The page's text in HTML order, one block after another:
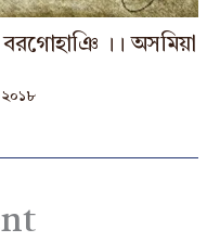
।। অসমিয়া